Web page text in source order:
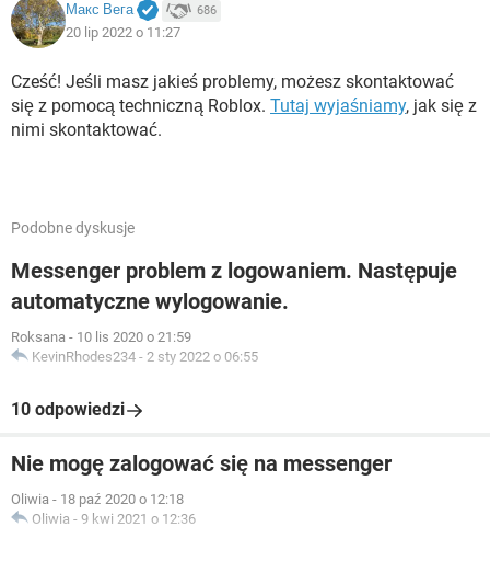
Макс Вега 686
20 lip 2022 o 11:27
Cześć! Jeśli masz jakieś problemy, możesz skontaktować
się z pomocą techniczną Roblox. Tutaj wyjaśniamy, jak się z
nimi skontaktować.
Podobne dyskusje
Messenger problem z logowaniem. Następuje
automatyczne wylogowanie.
Roksana - 10 lis 2020 o 21:59
KevinRhodes234 - 2 sty 2022 o 06:55
10 odpowiedzi
Nie mogę zalogować się na messenger
Oliwia - 18 paź 2020 o 12:18
Oliwia - 9 kwi 2021 o 12:36